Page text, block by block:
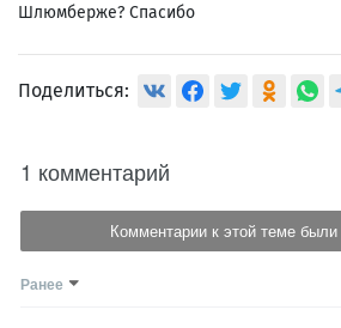
Шлюмберже? Спасибо
Поделиться:
1 комментарий
Комментарии к этой теме
Ранее